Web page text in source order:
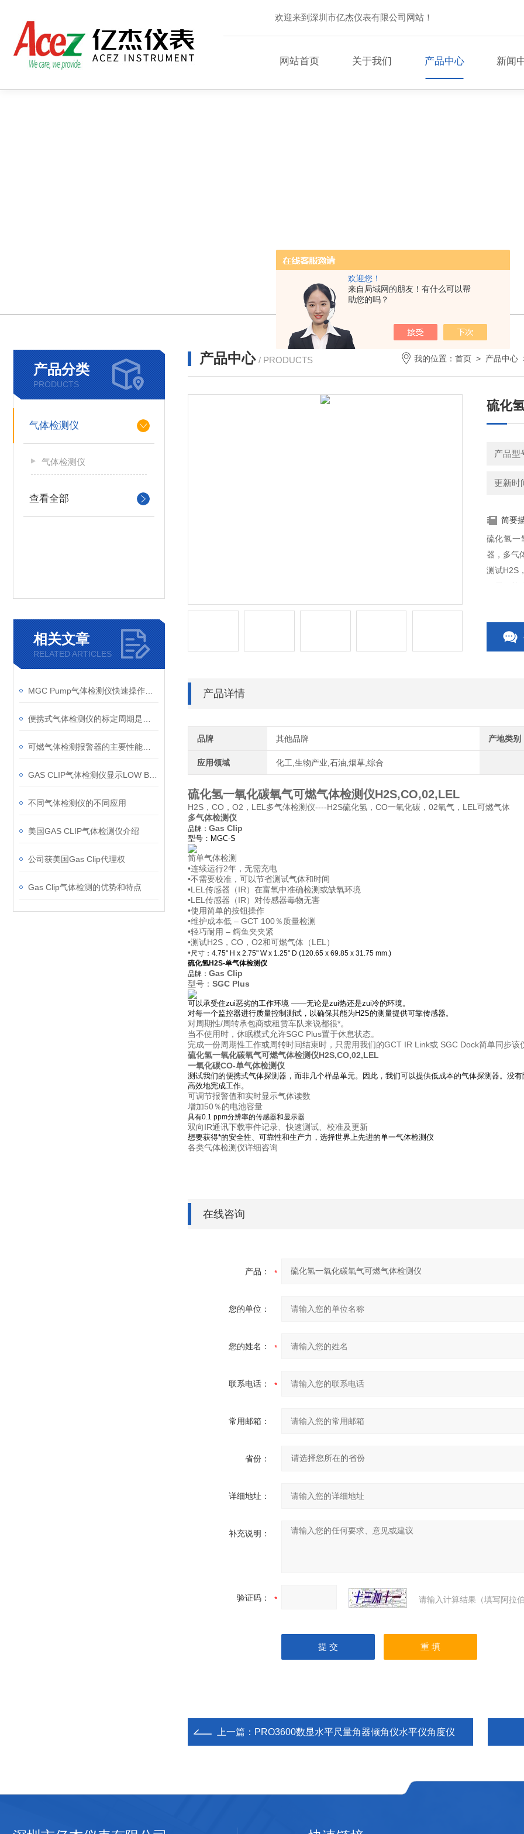
欢迎您！
来自局域网的朋友！有什么可以帮
助您的吗？
欢迎来到深圳市亿杰仪表有限公司网站！
网站首页 关于我们 产品中心 新闻
产品中心 / PRODUCTS 我的位置： 首页 > 产品中心
硫化
产品型
更新时
简要
硫化氢一
器，多气
测试H2S
不需要校
产品详情
品牌 其他品牌 产地类别
应用领域 化工,生物产业,石油,烟草,综合
硫化氢一氧化碳氧气可燃气体检测仪H2S,CO,02,LEL
H2S，CO，O2，LEL多气体检测仪----H2S硫化氢，CO一氧化碳，02氧气，LEL可燃气体
多气体检测仪
品牌： Gas Clip
型号：MGC-S
简单气体检测
•连续运行2年，无需充电
•不需要校准，可以节省测试气体和时间
•LEL传感器（IR）在富氧中准确检测或缺氧环境
•LEL传感器（IR）对传感器毒物无害
•使用简单的按钮操作
•维护成本低 – GCT 100％质量检测
•轻巧耐用 – 鳄鱼夹夹紧
•测试H2S，CO，O2和可燃气体（LEL）
•尺寸：4.75" H x 2.75" W x 1.25" D (120.65 x 69.85 x 31.75 mm.)
硫化氢H2S-单气体检测仪
品牌： Gas Clip
型号： SGC Plus
可以承受住zui恶劣的工作环境 ——无论是zui热还是zui冷的环境。
对每一个监控器进行质量控制测试，以确保其能为H2S的测量提供可靠传感器。
对周期性/周转承包商或租赁车队来说都很*。
当不使用时，休眠模式允许SGC Plus置于休息状态。
完成一份周期性工作或周转时间结束时，只需用我们的GCT IR Link或 SGC Dock简单同步该
硫化氢一氧化碳氧气可燃气体检测仪H2S,CO,02,LEL
一氧化碳CO-单气体检测仪
测试我们的便携式气体探测器，而非几个样品单元。因此，我们可以提供低成本的气体探测器。没
高效地完成工作。
可调节报警值和实时显示气体读数
增加50％的电池容量
具有0.1 ppm分辨率的传感器和显示器
双向IR通讯下载事件记录、快速测试、校准及更新
想要获得*的安全性、可靠性和生产力，选择世界上先进的单一气体检测仪
各类气体检测仪详细咨询
在线咨询
产品：
您的单位：
您的姓名：
联系电话：
常用邮箱：
省份：
详细地址：
补充说明：
验证码： 请输入计算结果（填写阿拉
上一篇： PRO3600数显水平尺量角器倾角仪水平仪角度仪
产品分类
PRODUCTS
气体检测仪
气体检测仪
查看全部
相关文章
RELATED ARTICLES
不同气体检测仪的不同应用
美国GAS CLIP气体检测仪介绍
公司获美国Gas Clip代理权
Gas Clip气体检测的优势和特点